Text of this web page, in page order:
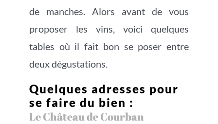
de manches. Alors avant de vous
proposer les vins, voici quelques
tables où il fait bon se poser entre
deux dégustations.
Quelques adresses pour
se faire du bien :
Le Château de Courban